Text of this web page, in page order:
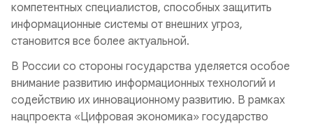
компетентных специалистов, способных защитить
информационные системы от внешних угроз,
становится все более актуальной.
В России со стороны государства уделяется особое
внимание развитию информационных технологий и
содействию их инновационному развитию. В рамках
нацпроекта «Цифровая экономика» государство